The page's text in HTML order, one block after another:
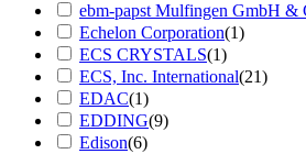
ebm-papst Mulfingen GmbH &
Echelon Corporation(1)
ECS CRYSTALS(1)
ECS, Inc. International(21)
EDAC(1)
EDDING(9)
Edison(6)